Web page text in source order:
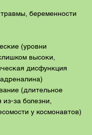
беременности
(уровни
высоки,
дисфункция
(длительное
за болезни,
у космонавтов)